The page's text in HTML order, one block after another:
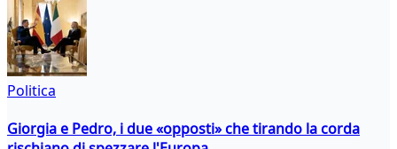
Politica
Giorgia e Pedro, i due «opposti» che tirando la corda